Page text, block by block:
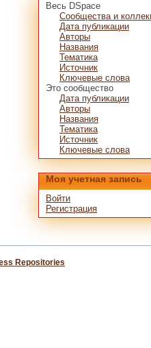
Весь DSpace
Сообщества и
Дата публикации
Авторы
Названия
Тематика
Источник
Ключевые слова
Это сообщество
Дата публикации
Авторы
Названия
Тематика
Источник
Ключевые слова
Моя учетная запись
Войти
Регистрация
Repositories